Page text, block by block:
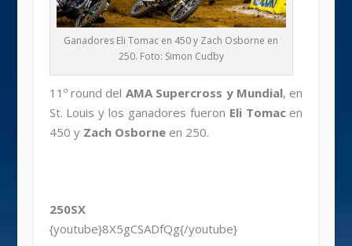
Ganadores Eli Tomac en 450 y Zach Osborne en
250. Foto: Simon Cudby
11º round del AMA Supercross y Mundial, en
St. Louis y los ganadores fueron Eli Tomacen
450 y Zach Osborneen 250.
250SX
{youtube}8X5gCSADfQg{/youtube}